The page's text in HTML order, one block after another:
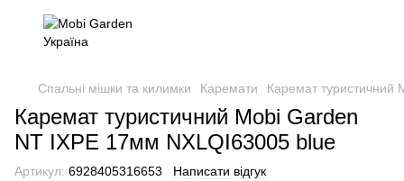
Спальні мішки та килимки Каремати Каремат
Каремат туристичний Mobi Garden
NT IXPE 17мм NXLQI63005 blue
Артикул: 6928405316653 Написати відгук